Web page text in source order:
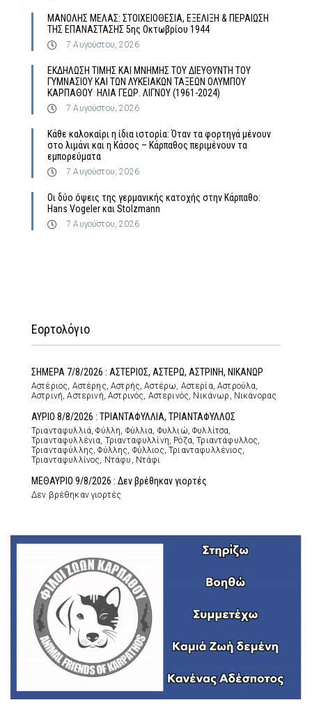
MΑΝΟΛΗΣ ΜΕΛΑΣ: ΣΤΟΙΧΕΙΟΘΕΣΙΑ, ΕΞΕΛΙΞΗ & ΠΕΡΑΙΩΣΗ
ΤΗΣ ΕΠΑΝΑΣΤΑΣΗΣ 5ης Οκτωβρίου 1944
7 Αυγούστου, 2026
ΕΚΔΗΛΩΣΗ ΤΙΜΗΣ ΚΑΙ ΜΝΗΜΗΣ ΤΟΥ ΔΙΕΥΘΥΝΤΗ ΤΟΥ
ΓΥΜΝΑΣΙΟΥ ΚΑΙ ΤΩΝ ΛΥΚΕΙΑΚΩΝ ΤΑΞΕΩΝ ΟΛΥΜΠΟΥ
ΚΑΡΠΑΘΟΥ ΗΛΙΑ ΓΕΩΡ. ΛΙΓΝΟΥ (1961-2024)
7 Αυγούστου, 2026
Κάθε καλοκαίρι η ίδια ιστορία: Όταν τα φορτηγά μένουν
στο λιμάνι και η Κάσος – Κάρπαθος περιμένουν τα
εμπορεύματα
7 Αυγούστου, 2026
Οι δύο όψεις της γερμανικής κατοχής στην Κάρπαθο:
Hans Vogeler και Stolzmann
7 Αυγούστου, 2026
Εορτολόγιο
ΣΗΜΕΡΑ 7/8/2026 : ΑΣΤΕΡΙΟΣ, ΑΣΤΕΡΩ, ΑΣΤΡΙΝΗ, ΝΙΚΑΝΩΡ
Αστέριος, Αστέρης, Αστρής, Αστέρω, Αστερία, Αστρούλα,
Αστρινή, Αστερινή, Αστρινός, Αστερινός, Νικάνωρ, Νικάνορας
ΑΥΡΙΟ 8/8/2026 : ΤΡΙΑΝΤΑΦΥΛΛΙΑ, ΤΡΙΑΝΤΑΦΥΛΛΟΣ
Τριανταφυλλιά, Φύλλη, Φύλλια, Φυλλιώ, Φυλλίτσα,
Τριανταφυλλένια, Τριανταφυλλίνη, Ρόζα, Τριαντάφυλλος,
Τριανταφύλλης, Φύλλης, Φύλλιος, Τριανταφυλλένιος,
Τριανταφυλλίνος, Ντάφυ, Ντάφι
ΜΕΘΑΥΡΙΟ 9/8/2026 : Δεν βρέθηκαν γιορτές
Δεν βρέθηκαν γιορτές